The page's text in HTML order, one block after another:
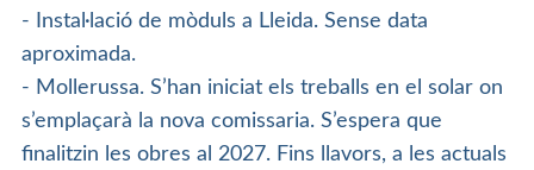
- Instal·lació de mòduls a Lleida. Sense data
aproximada.
- Mollerussa. S’han iniciat els treballs en el solar on
s’emplaçarà la nova comissaria. S’espera que
finalitzin les obres al 2027. Fins llavors, a les actuals